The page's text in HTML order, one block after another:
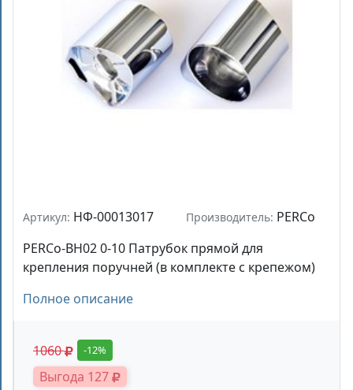
Артикул: НФ-00013017 Производитель: PERCo
PERCo-BH02 0-10 Патрубок прямой для
крепления поручней (в комплекте с крепежом)
Полное описание
1060 -12%
Выгода 127